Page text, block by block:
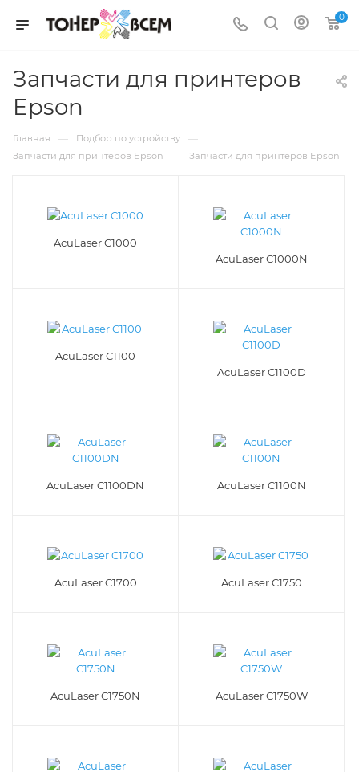
0
Запчасти для принтеров
Epson
Главная — Подбор по устройству —
Запчасти для принтеров Epson — Запчасти для принтеров Epson
AcuLaser C1000
AcuLaser C1000N
AcuLaser C1100
AcuLaser C1100D
AcuLaser C1100DN AcuLaser C1100N
AcuLaser C1700 AcuLaser C1750
AcuLaser C1750N AcuLaser C1750W